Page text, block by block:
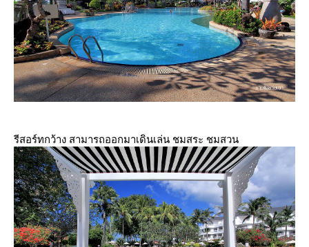
รีสอร์ทกว้าง สามารถออกมาเดินเล่น ชมสระ ชมสวน